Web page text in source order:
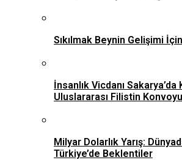
Sıkılmak Beynin Gelişimi
İnsanlık Vicdanı Sakarya’da
Uluslararası Filistin Konvoyu
Milyar Dolarlık Yarış:
Türkiye’de Beklentiler